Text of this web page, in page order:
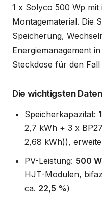
1 x Solyco 500 Wp mit
Montagematerial. Die
Speicherung,
Energiemanagement
Steckdose für den
Die wichtigsten
Speicherkapazität:
2,7 kWh + 3 x
2,68 kWh)),
PV-Leistung: 500
HJT-Modulen,
ca. 22,5 %)